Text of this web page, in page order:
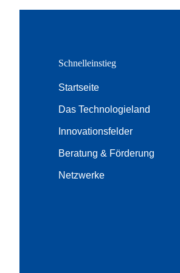
Schnelleinstieg
Startseite
Das Technologieland
Innovationsfelder
Beratung & Förderung
Netzwerke